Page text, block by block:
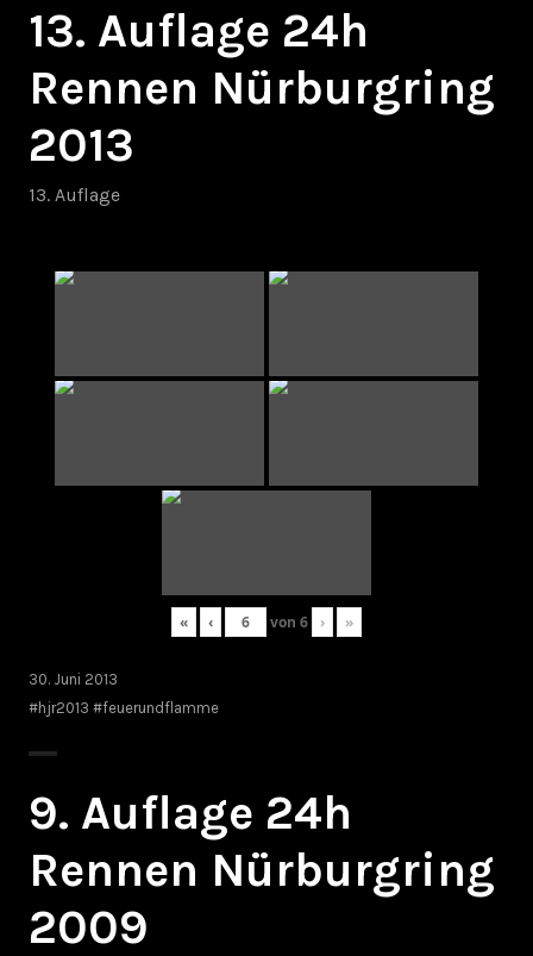
13. Auflage 24h
Rennen Nürburgring
2013
13. Auflage
« ‹ von 6 › »
30. Juni 2013
#hjr2013 #feuerundflamme
9. Auflage 24h
Rennen Nürburgring
2009